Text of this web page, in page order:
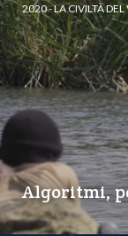
2020 - LA CIVILTÀ
Algoritmi,